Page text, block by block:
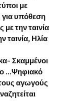
με
υπόθεση
την ταινία
ταινία, Ηλία
Σκαμμένοι
…Ψηφιακό
αγωγούς